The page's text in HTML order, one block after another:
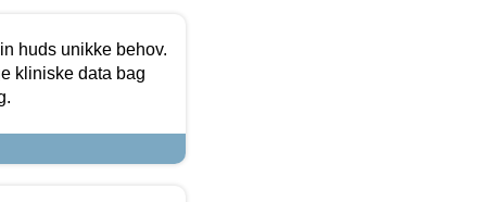
huds unikke behov.
kliniske data bag